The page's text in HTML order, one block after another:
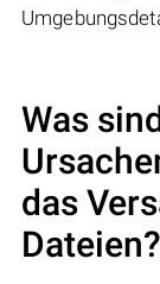
Was
das
Dateien?